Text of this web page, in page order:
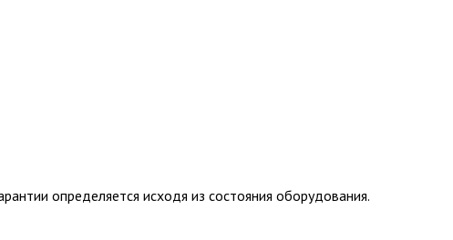
определяется исходя из состояния оборудования.